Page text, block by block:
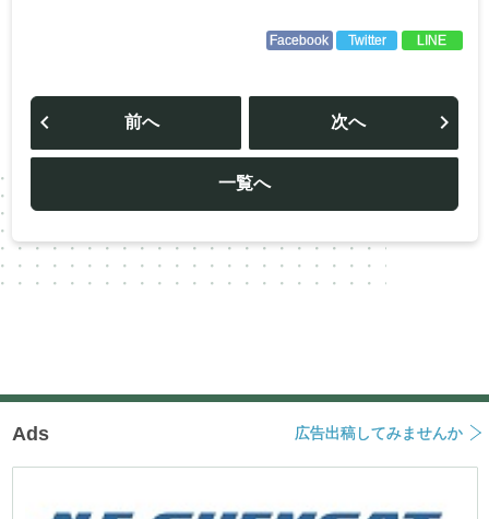
Facebook Twitter LINE
投
ビ
ー
シ
ョ
前へ
一覧へ
次へ
Ads 広告出稿してみませんか